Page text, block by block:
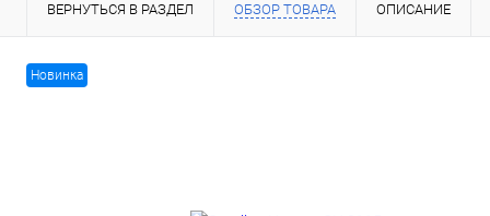
ВЕРНУТЬСЯ В РАЗДЕЛ ОБЗОР ТОВАРА ОПИСАНИЕ
Новинка